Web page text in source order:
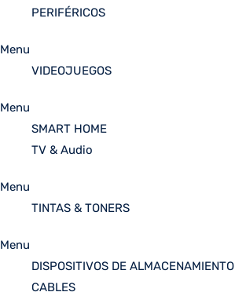
PERIFÉRICOS
Menu
VIDEOJUEGOS
Menu
SMART HOME
TV & Audio
Menu
TINTAS & TONERS
Menu
DISPOSITIVOS DE ALMACENAMIENTO
CABLES